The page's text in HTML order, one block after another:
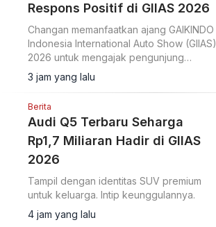
Respons Positif di GIIAS 2026
Changan memanfaatkan ajang GAIKINDO
Indonesia International Auto Show (GIIAS)
2026 untuk mengajak pengunjung
merasakan langsung performa dua
model terbarunya, Changan Deepal S05
3 jam yang lalu
Berita
Audi Q5 Terbaru Seharga
Rp1,7 Miliaran Hadir di GIIAS
2026
Tampil dengan identitas SUV premium
untuk keluarga. Intip keunggulannya.
4 jam yang lalu